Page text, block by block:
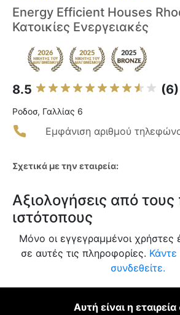
Energy Efficient Houses
Κατοικίες Ενεργειακές
8.5 (6)
Ροδοσ, Γαλλίας 6
Εμφάνιση αριθμού
Σχετικά με την εταιρεία:
Αξιολογήσεις από
ιστότοπους
Μόνο οι εγγεγραμμένοι
σε αυτές τις πληροφορίες. Κάντε
συνδεθείτε.
Αυτή είναι η